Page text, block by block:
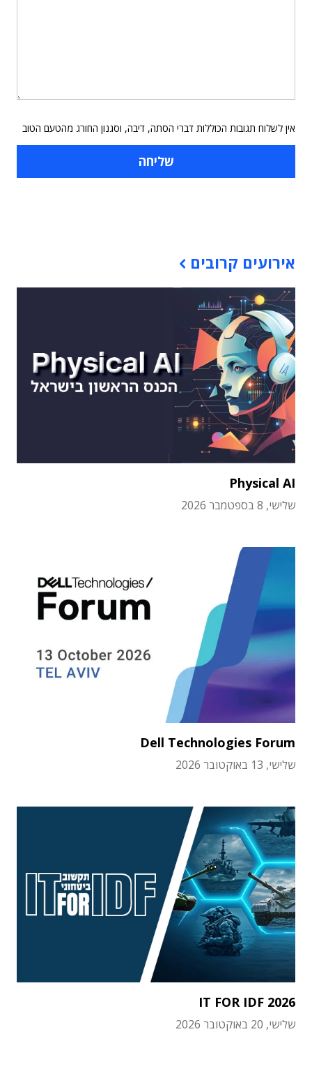
אין לשלוח תגובות הכוללות דברי הסתה, דיבה, וסגנון החורג מהטעם הטוב
אירועים קרובים
Physical AI
שלישי, 8 בספטמבר 2026
Dell Technologies Forum
שלישי, 13 באוקטובר 2026
IT FOR IDF 2026
שלישי, 20 באוקטובר 2026